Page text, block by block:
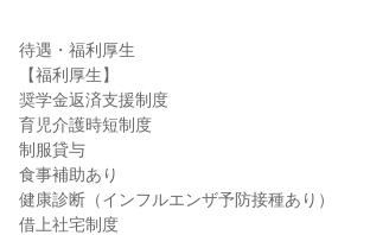
待遇・福利厚生
【福利厚生】
奨学金返済支援制度
育児介護時短制度
制服貸与
食事補助あり
健康診断（インフルエンザ予防接種あり）
借上社宅制度